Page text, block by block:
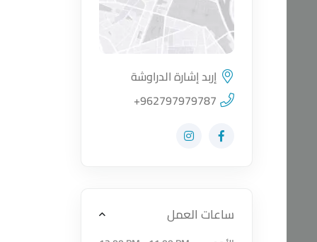
اضغط لتحميل الموقع
إربد إشارة الدراوشة
+962797979787
زيارة حساب المتجر على Facebook-f
زيارة حساب المتجر على Instagram
ساعات العمل